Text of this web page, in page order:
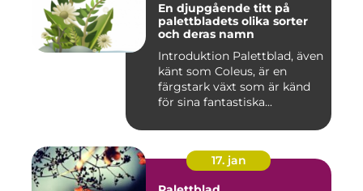
En djupgående titt på
palettbladets olika sorter
och deras namn
Introduktion Palettblad, även
känt som Coleus, är en
färgstark växt som är känd
för sina fantastiska...
17. jan